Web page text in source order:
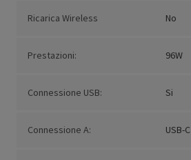
Ricarica Wireless No
Prestazioni: 96W
Connessione USB: Si
Connessione A: USB-C